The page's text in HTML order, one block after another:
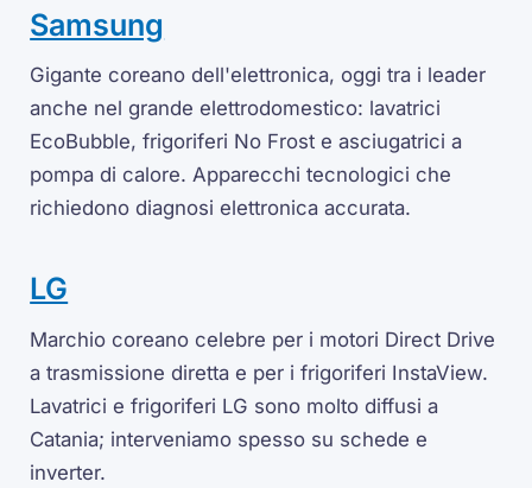
Samsung
Gigante coreano dell'elettronica, oggi tra i leader
anche nel grande elettrodomestico: lavatrici
EcoBubble, frigoriferi No Frost e asciugatrici a
pompa di calore. Apparecchi tecnologici che
richiedono diagnosi elettronica accurata.
LG
Marchio coreano celebre per i motori Direct Drive
a trasmissione diretta e per i frigoriferi InstaView.
Lavatrici e frigoriferi LG sono molto diffusi a
Catania; interveniamo spesso su schede e
inverter.